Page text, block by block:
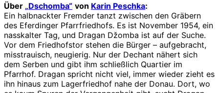
Über „Dschomba“ von Karin Peschka:
Ein halbnackter Fremder tanzt zwischen den Gräbern
des Eferdinger Pfarrfriedhofs. Es ist November 1954, ein
nasskalter Tag, und Dragan Džomba ist auf der Suche.
Vor dem Friedhofstor stehen die Bürger – aufgebracht,
misstrauisch, neugierig. Nur der Dechant nähert sich
dem Serben und gibt ihm schließlich Quartier im
Pfarrhof. Dragan spricht nicht viel, immer wieder zieht es
ihn hinaus zum Lagerfriedhof nahe der Donau. Dort, wo